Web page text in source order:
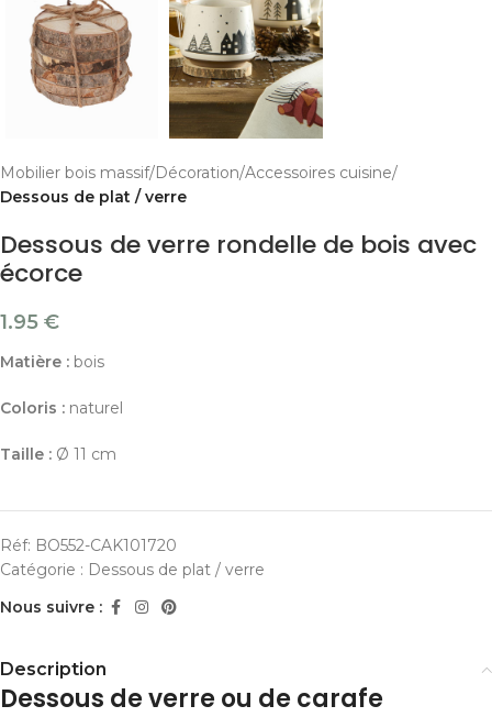
Mobilier bois massif Décoration Accessoires cuisine
Dessous de plat / verre
Dessous de verre rondelle de bois avec
écorce
1.95 €
Matière : bois
Coloris : naturel
Taille : Ø 11 cm
Réf: BO552-CAK101720
Catégorie : Dessous de plat / verre
Nous suivre :
Description
Dessous de verre ou de carafe